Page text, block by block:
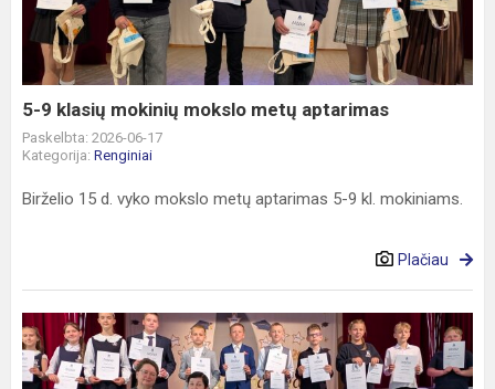
mokslo
metų
aptarimas
5-9 klasių mokinių mokslo metų aptarimas
Paskelbta: 2026-06-17
Kategorija: Renginiai
Birželio 15 d. vyko mokslo metų aptarimas 5-9 kl. mokiniams.
Plačiau
1-
4
klasių